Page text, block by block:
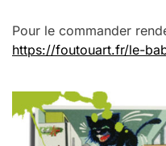
Pour le commander
https://foutouart.fr/le-